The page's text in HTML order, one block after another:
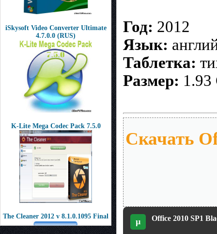
iSkysoft Video Converter Ultimate
4.7.0.0 (RUS)
K-Lite Mega Codec Pack 7.5.0
The Cleaner 2012 v 8.1.0.1095 Final
Год: 2012
Язык:
Таблетка:
Размер: 1.93
Скачать
µ Office 2010 SP1